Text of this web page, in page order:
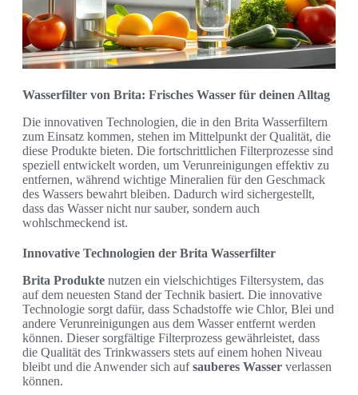
Wasserfilter von Brita: Frisches Wasser für deinen Alltag
Die innovativen Technologien, die in den Brita Wasserfiltern
zum Einsatz kommen, stehen im Mittelpunkt der Qualität, die
diese Produkte bieten. Die fortschrittlichen Filterprozesse sind
speziell entwickelt worden, um Verunreinigungen effektiv zu
entfernen, während wichtige Mineralien für den Geschmack
des Wassers bewahrt bleiben. Dadurch wird sichergestellt,
dass das Wasser nicht nur sauber, sondern auch
wohlschmeckend ist.
Innovative Technologien der Brita Wasserfilter
Brita Produkte nutzen ein vielschichtiges Filtersystem, das
auf dem neuesten Stand der Technik basiert. Die innovative
Technologie sorgt dafür, dass Schadstoffe wie Chlor, Blei und
andere Verunreinigungen aus dem Wasser entfernt werden
können. Dieser sorgfältige Filterprozess gewährleistet, dass
die Qualität des Trinkwassers stets auf einem hohen Niveau
bleibt und die Anwender sich aufsauberes Wasser verlassen
können.